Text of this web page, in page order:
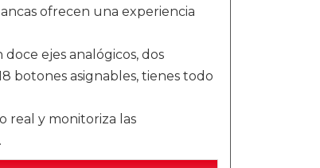
ofrecen una experiencia
ejes analógicos, dos
botones asignables, tienes todo
real y monitoriza las